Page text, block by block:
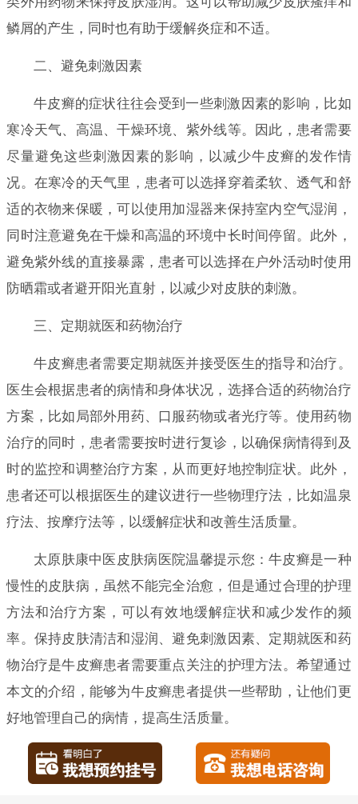
鳞屑的产生，同时也有助于缓解炎症和不适。
二、避免刺激因素
牛皮癣的症状往往会受到一些刺激因素的影响，比如
寒冷天气、高温、干燥环境、紫外线等。因此，患者需要
尽量避免这些刺激因素的影响，以减少牛皮癣的发作情
况。在寒冷的天气里，患者可以选择穿着柔软、透气和舒
适的衣物来保暖，可以使用加湿器来保持室内空气湿润，
同时注意避免在干燥和高温的环境中长时间停留。此外，
避免紫外线的直接暴露，患者可以选择在户外活动时使用
防晒霜或者避开阳光直射，以减少对皮肤的刺激。
三、定期就医和药物治疗
牛皮癣患者需要定期就医并接受医生的指导和治疗。
医生会根据患者的病情和身体状况，选择合适的药物治疗
方案，比如局部外用药、口服药物或者光疗等。使用药物
治疗的同时，患者需要按时进行复诊，以确保病情得到及
时的监控和调整治疗方案，从而更好地控制症状。此外，
患者还可以根据医生的建议进行一些物理疗法，比如温泉
疗法、按摩疗法等，以缓解症状和改善生活质量。
太原肤康中医皮肤病医院温馨提示您：牛皮癣是一种
慢性的皮肤病，虽然不能完全治愈，但是通过合理的护理
方法和治疗方案，可以有效地缓解症状和减少发作的频
率。保持皮肤清洁和湿润、避免刺激因素、定期就医和药
物治疗是牛皮癣患者需要重点关注的护理方法。希望通过
本文的介绍，能够为牛皮癣患者提供一些帮助，让他们更
好地管理自己的病情，提高生活质量。